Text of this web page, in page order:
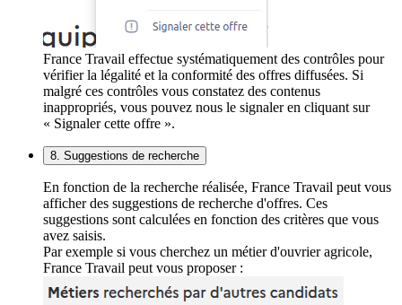
France Travail effectue systématiquement des contrôles pour
vérifier la légalité et la conformité des offres diffusées. Si
malgré ces contrôles vous constatez des contenus
inappropriés, vous pouvez nous le signaler en cliquant sur
« Signaler cette offre ».
8. Suggestions de recherche
En fonction de la recherche réalisée, France Travail peut vous
afficher des suggestions de recherche d'offres. Ces
suggestions sont calculées en fonction des critères que vous
avez saisis.
Par exemple si vous cherchez un métier d'ouvrier agricole,
France Travail peut vous proposer :